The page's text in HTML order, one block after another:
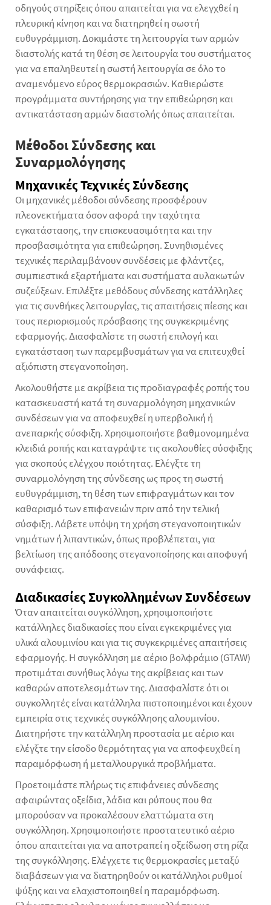
οδηγούς στηρίξεις όπου απαιτείται για να ελεγχθεί η
πλευρική κίνηση και να διατηρηθεί η σωστή
ευθυγράμμιση. Δοκιμάστε τη λειτουργία των αρμών
διαστολής κατά τη θέση σε λειτουργία του συστήματος
για να επαληθευτεί η σωστή λειτουργία σε όλο το
αναμενόμενο εύρος θερμοκρασιών. Καθιερώστε
προγράμματα συντήρησης για την επιθεώρηση και
αντικατάσταση αρμών διαστολής όπως απαιτείται.
Μέθοδοι Σύνδεσης και
Συναρμολόγησης
Μηχανικές Τεχνικές Σύνδεσης
Οι μηχανικές μέθοδοι σύνδεσης προσφέρουν
πλεονεκτήματα όσον αφορά την ταχύτητα
εγκατάστασης, την επισκευασιμότητα και την
προσβασιμότητα για επιθεώρηση. Συνηθισμένες
τεχνικές περιλαμβάνουν συνδέσεις με φλάντζες,
συμπιεστικά εξαρτήματα και συστήματα αυλακωτών
συζεύξεων. Επιλέξτε μεθόδους σύνδεσης κατάλληλες
για τις συνθήκες λειτουργίας, τις απαιτήσεις πίεσης και
τους περιορισμούς πρόσβασης της συγκεκριμένης
εφαρμογής. Διασφαλίστε τη σωστή επιλογή και
εγκατάσταση των παρεμβυσμάτων για να επιτευχθεί
αξιόπιστη στεγανοποίηση.
Ακολουθήστε με ακρίβεια τις προδιαγραφές ροπής του
κατασκευαστή κατά τη συναρμολόγηση μηχανικών
συνδέσεων για να αποφευχθεί η υπερβολική ή
ανεπαρκής σύσφιξη. Χρησιμοποιήστε βαθμονομημένα
κλειδιά ροπής και καταγράψτε τις ακολουθίες σύσφιξης
για σκοπούς ελέγχου ποιότητας. Ελέγξτε τη
συναρμολόγηση της σύνδεσης ως προς τη σωστή
ευθυγράμμιση, τη θέση των επιφραγμάτων και τον
καθαρισμό των επιφανειών πριν από την τελική
σύσφιξη. Λάβετε υπόψη τη χρήση στεγανοποιητικών
νημάτων ή λιπαντικών, όπως προβλέπεται, για
βελτίωση της απόδοσης στεγανοποίησης και αποφυγή
συνάφειας.
Διαδικασίες Συγκολλημένων Συνδέσεων
Όταν απαιτείται συγκόλληση, χρησιμοποιήστε
κατάλληλες διαδικασίες που είναι εγκεκριμένες για
υλικά αλουμινίου και για τις συγκεκριμένες απαιτήσεις
εφαρμογής. Η συγκόλληση με αέριο βολφράμιο (GTAW)
προτιμάται συνήθως λόγω της ακρίβειας και των
καθαρών αποτελεσμάτων της. Διασφαλίστε ότι οι
συγκολλητές είναι κατάλληλα πιστοποιημένοι και έχουν
εμπειρία στις τεχνικές συγκόλλησης αλουμινίου.
Διατηρήστε την κατάλληλη προστασία με αέριο και
ελέγξτε την είσοδο θερμότητας για να αποφευχθεί η
παραμόρφωση ή μεταλλουργικά προβλήματα.
Προετοιμάστε πλήρως τις επιφάνειες σύνδεσης
αφαιρώντας οξείδια, λάδια και ρύπους που θα
μπορούσαν να προκαλέσουν ελαττώματα στη
συγκόλληση. Χρησιμοποιήστε προστατευτικό αέριο
όπου απαιτείται για να αποτραπεί η οξείδωση στη ρίζα
της συγκόλλησης. Ελέγχετε τις θερμοκρασίες μεταξύ
διαβάσεων για να διατηρηθούν οι κατάλληλοι ρυθμοί
ψύξης και να ελαχιστοποιηθεί η παραμόρφωση.